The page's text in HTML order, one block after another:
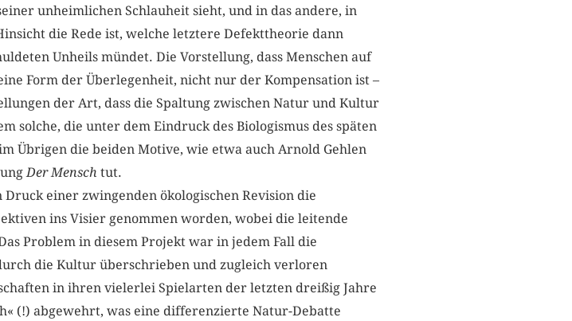
unheimlichen Schlauheit sieht, und in das andere, in
die Rede ist, welche letztere Defekttheorie dann
Unheils mündet. Die Vorstellung, dass Menschen auf
Form der Überlegenheit, nicht nur der Kompensation ist –
der Art, dass die Spaltung zwischen Natur und Kultur
solche, die unter dem Eindruck des Biologismus des späten
Übrigen die beiden Motive, wie etwa auch Arnold Gehlen
Der Mensch tut.
einer zwingenden ökologischen Revision die
ins Visier genommen worden, wobei die leitende
Problem in diesem Projekt war in jedem Fall die
die Kultur überschrieben und zugleich verloren
in ihren vielerlei Spielarten der letzten dreißig Jahre
(!) abgewehrt, was eine differenzierte Natur-Debatte